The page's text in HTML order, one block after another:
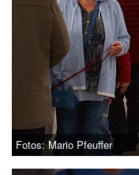
Fotos: Mario Pfeuffer